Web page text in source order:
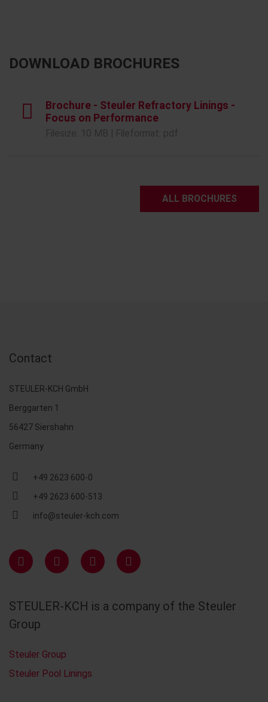
DOWNLOAD BROCHURES
Brochure - Steuler Refractory Linings -
Focus on Performance
ALL BROCHURES
Contact
STEULER-KCH GmbH
Berggarten 1
56427 Siershahn
Germany
+49 2623 600-0
+49 2623 600-513
info@steuler-kch.com
STEULER-KCH is a company of the Steuler
Group
Steuler Group
Steuler Pool Linings